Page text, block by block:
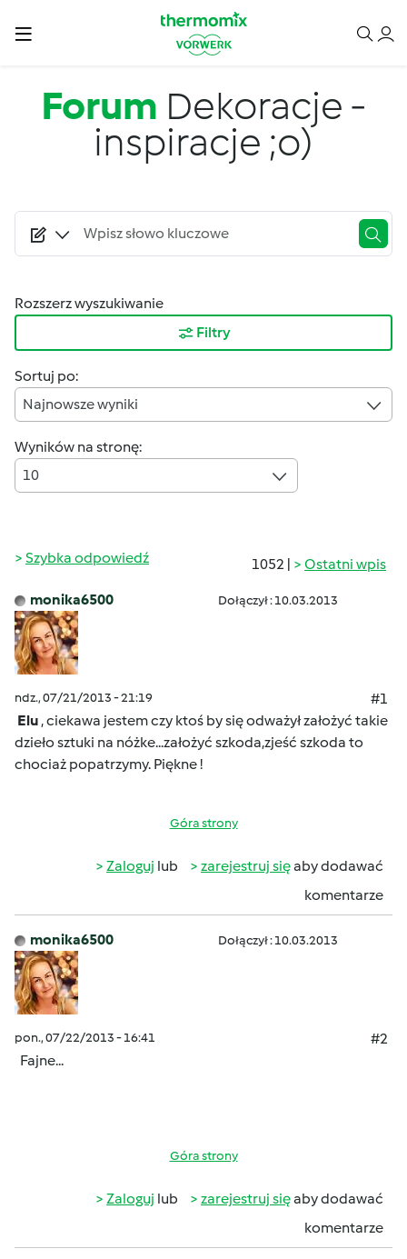
Forum Dekoracje -
inspiracje ;o)
Rozszerz wyszukiwanie
Filtry
Sortuj po:
Najnowsze wyniki
Wyników na stronę:
10
1052 | Ostatni wpis
Szybka odpowiedź
monika6500 Dołączył : 10.03.2013
ndz., 07/21/2013 - 21:19
#1
Elu , ciekawa jestem czy ktoś by się odważył założyć takie
dzieło sztuki na nóżke...założyć szkoda,zjeść szkoda to
chociaż popatrzymy. Piękne !
Góra strony
Zaloguj lub zarejestruj sięaby dodawać
komentarze
monika6500 Dołączył : 10.03.2013
pon., 07/22/2013 - 16:41
#2
Fajne...
Góra strony
Zaloguj lub zarejestruj sięaby dodawać
komentarze